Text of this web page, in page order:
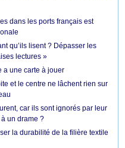
dans les ports français est
qu’ils lisent ? Dépasser les
lectures »
a une carte à jouer
et le centre ne lâchent rien sur
car ils sont ignorés par leur
un drame ?
la durabilité de la filière textile